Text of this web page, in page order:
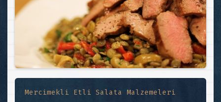
Mercimekli Etli Salata Malzemeleri